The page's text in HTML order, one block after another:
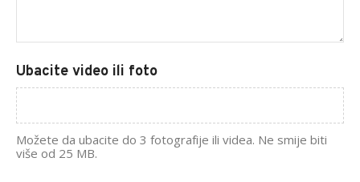
Ubacite video ili foto
Možete da ubacite do 3 fotografije ili videa. Ne smije biti
više od 25 MB.